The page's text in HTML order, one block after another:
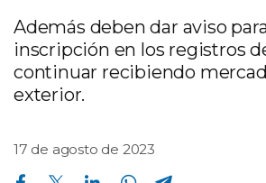
Además deben dar aviso
inscripción en los registros
continuar recibiendo
exterior.
17 de agosto de 2023
Compartir en Facebook Compartir en Twitter Compartir en Linkedin Compartir en Whatsapp